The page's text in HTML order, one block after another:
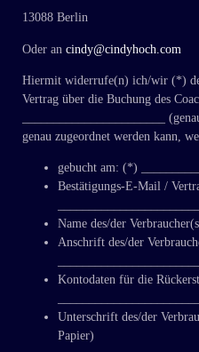
13088 Berlin
Oder an cindy@cindyhoch.com
Hiermit widerrufe(n) ich/wir (*)
Vertrag über die Buchung des
_______________________
genau zugeordnet werden kann,
gebucht am: (*)
Bestätigungs-E-Mail /
Name des/der
Anschrift des/der
Kontodaten für die
Unterschrift des/der
Papier)